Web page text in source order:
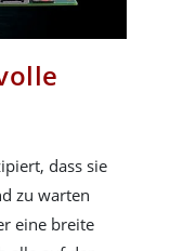
dass sie
zu warten
eine breite